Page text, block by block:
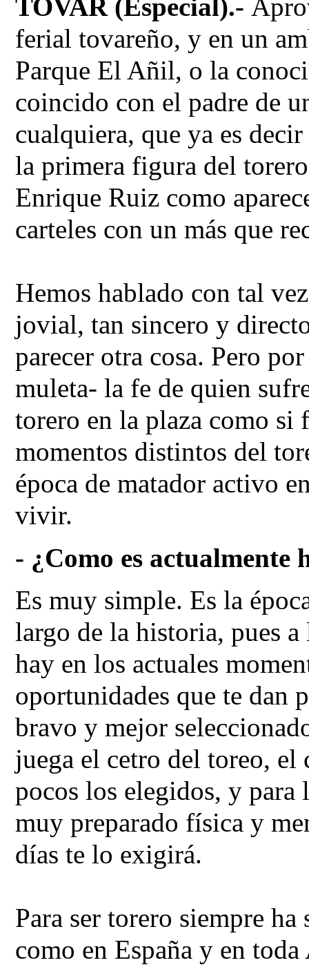
TOVAR (Especial).-
ferial tovareño, y en un
Parque El Añil, o la
coincido con el padre de
cualquiera, que ya es
la primera figura del
Enrique Ruiz como
carteles con un más que
Hemos hablado con tal
jovial, tan sincero y
parecer otra cosa. Pero
muleta- la fe de quien
torero en la plaza como si
momentos distintos del
época de matador activo
vivir.
- ¿Como es actualmente
Es muy simple. Es la
largo de la historia, pues
hay en los actuales
oportunidades que te dan
bravo y mejor
juega el cetro del toreo, el
pocos los elegidos, y para
muy preparado física y
días te lo exigirá.
Para ser torero siempre
como en España y en